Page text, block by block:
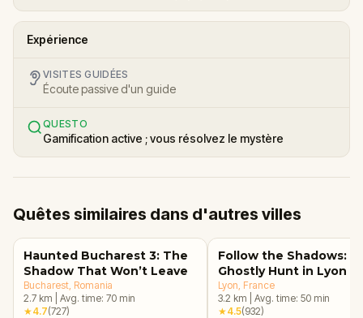
Expérience
VISITES GUIDÉES
Écoute passive d'un guide
QUESTO
Gamification active ; vous résolvez le mystère
Quêtes similaires dans d'autres villes
Haunted Bucharest 3: The
Shadow That Won’t Leave
Bucharest , Romania
2.7 km Avg. time: 70 min
★4.7(727)
Follow the Shadows: A
Ghostly Hunt in Lyon
Lyon , France
3.2 km Avg. time: 50 min
★4.5(932)